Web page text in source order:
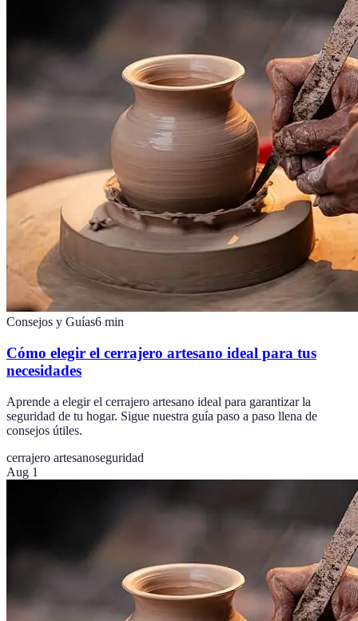
Consejos y Guías6 min
Cómo elegir el cerrajero artesano ideal para tus
necesidades
Aprende a elegir el cerrajero artesano ideal para garantizar la
seguridad de tu hogar. Sigue nuestra guía paso a paso llena de
consejos útiles.
cerrajero artesanoseguridad
Aug 1